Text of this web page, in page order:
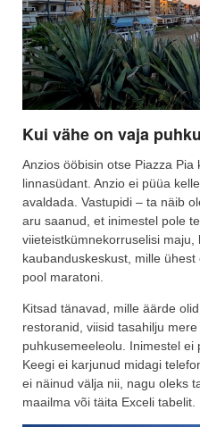
Kui vähe on vaja
Anzios ööbisin otse Piazza
linnasüdant. Anzio ei püüa
avaldada. Vastupidi – ta näib
aru saanud, et inimestel pole
viieteistkümnekorruselisi
kaubanduskeskust, mille
pool maratoni.
Kitsad tänavad, mille äärde
restoranid, viisid tasahilju
puhkusemeeleolu. Inimestel ei
Keegi ei karjunud midagi
ei näinud välja nii, nagu oleks
maailma või täita Exceli tabelit.